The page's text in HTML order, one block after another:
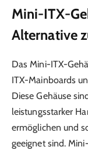
Mini-ITX-
Alternative
Das Mini-ITX-
ITX-Mainboards
Diese Gehäuse
leistungsstarker
ermöglichen und
geeignet sind.